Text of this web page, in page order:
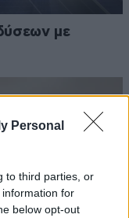
Personal
to third parties, or
for
below opt-out
με